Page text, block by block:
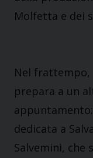
Molfetta e dei
Nel frattempo,
prepara a un
dedicata a
Salvemini, che